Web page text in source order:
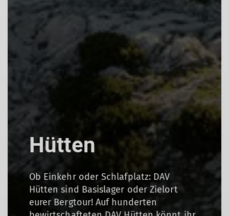
Hütten
Ob Einkehr oder Schlafplatz: DAV
Hütten sind Basislager oder Zielort
eurer Bergtour! Auf hunderten